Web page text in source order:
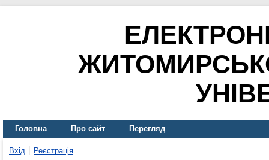
Головна Про сайт Перегляд
Вхід Реєстрація